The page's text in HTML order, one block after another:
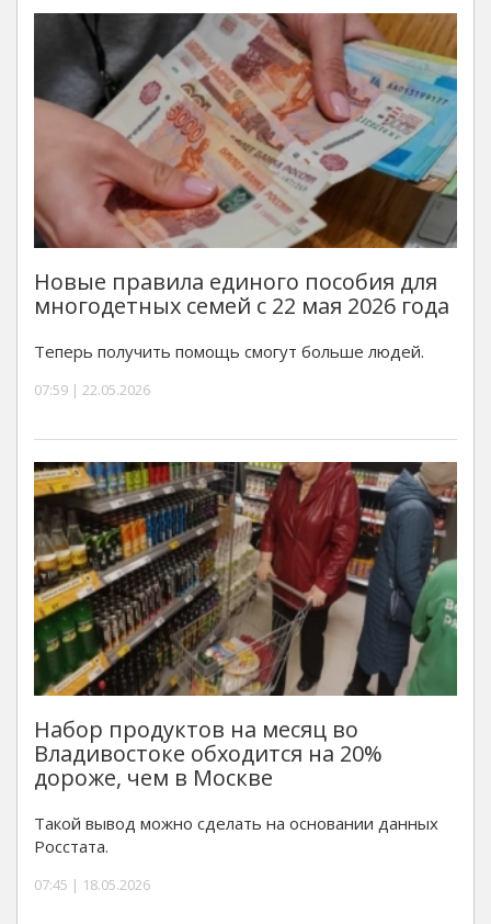
Новые правила единого пособия для
многодетных семей с 22 мая 2026 года
Теперь получить помощь смогут больше людей.
07:59 | 22.05.2026
Набор продуктов на месяц во
Владивостоке обходится на 20%
дороже, чем в Москве
Такой вывод можно сделать на основании данных
Росстата.
07:45 | 18.05.2026